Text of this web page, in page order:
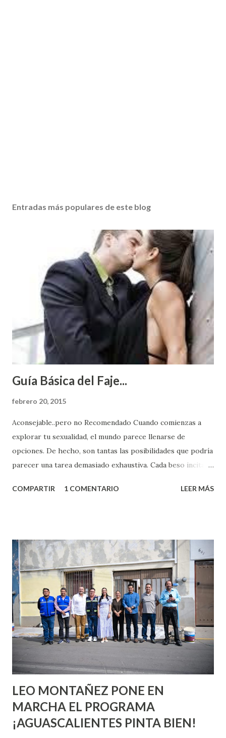
Entradas más populares de este blog
Guía Básica del Faje...
febrero 20, 2015
Aconsejable..pero no Recomendado Cuando comienzas a
explorar tu sexualidad, el mundo parece llenarse de
opciones. De hecho, son tantas las posibilidades que podría
parecer una tarea demasiado exhaustiva. Cada beso incita
partes de ti que jamás hubieras imaginado. El problema es
conoces ni la mitad de lo que deberías saber. Pero incluso
quienes ya han tenido relaciones sexuales no son expertos
o expertas en el tema. Siempre hay algo nuevo que
aprender y nuevas experiencias que conocer. Si eres una
chica y aún no has tenido relaciones sexuales, tal vez
pienses que el sexo será increíble y no puedas esperar para
experimentarlo, pero como cualquier persona con
experiencia te dirá, siempre es mejor cuando ambas partes
son suficientemen...
COMPARTIR 1 COMENTARIO LEER MÁS
LEO MONTAÑEZ PONE EN
MARCHA EL PROGRAMA
¡AGUASCALIENTES PINTA BIEN!